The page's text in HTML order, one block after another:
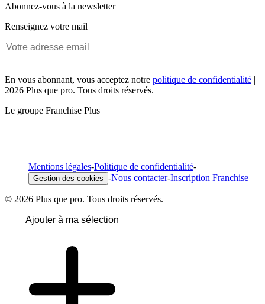
Abonnez-vous à la newsletter
Renseignez votre mail
En vous abonnant, vous acceptez notre politique de confidentialité |
2026 Plus que pro. Tous droits réservés.
Le groupe Franchise Plus
Mentions légales-Politique de confidentialité-
Gestion des cookies -Nous contacter-Inscription Franchise
© 2026 Plus que pro. Tous droits réservés.
Ajouter à ma sélection